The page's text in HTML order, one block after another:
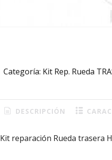
Categoría: Kit Rep. Rueda
DESCRIPCIÓN
Kit reparación Rueda trasera